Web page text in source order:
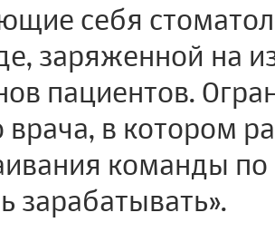
себя
заряженной на
пациентов.
врача, в котором
команды
зарабатывать».